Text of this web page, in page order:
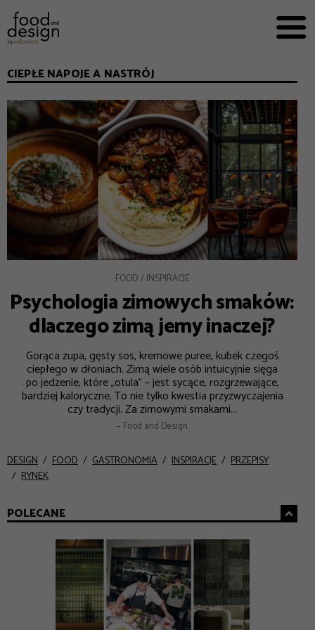


EKSPERCI
FOOD WORKING
E-BOOKI
O NAS
REKLAMA
CIEPŁE NAPOJE A NASTRÓJ
FOOD INSPIRACJE
Psychologia zimowych smaków:
dlaczego zimą jemy inaczej?
Gorąca zupa, gęsty sos, kremowe puree, kubek czegoś
ciepłego w dłoniach. Zimą wiele osób intuicyjnie sięga
po jedzenie, które „otula” – jest sycące, rozgrzewające,
bardziej kaloryczne. To nie tylko kwestia przyzwyczajenia
czy tradycji. Za zimowymi smakami...
– Food and Design
DESIGN FOOD GASTRONOMIA INSPIRACJE
PRZEPISY
RYNEK
POLECANE